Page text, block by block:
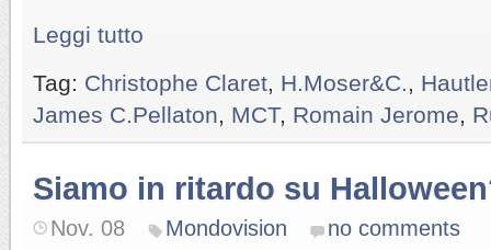
Leggi tutto
Tag: Christophe Claret H.Moser&C.
James C.Pellaton
MCT, Romain Jerome
Siamo in ritardo su
Nov. 08 Mondovision no comments